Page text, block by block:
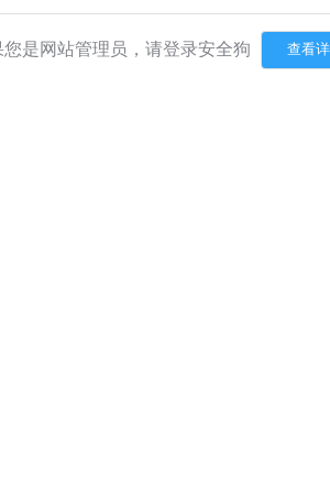
您是网站管理员，请登录安全狗